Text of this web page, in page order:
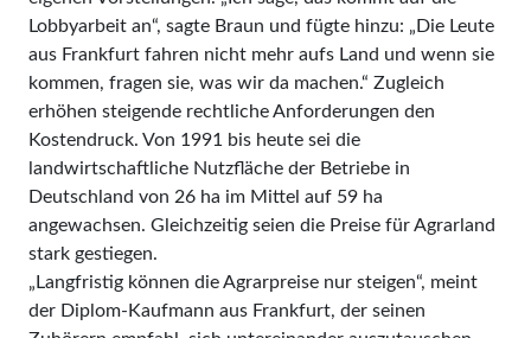
Lobbyarbeit an“, sagte Braun und fügte hinzu: „Die Leute
aus Frankfurt fahren nicht mehr aufs Land und wenn sie
kommen, fragen sie, was wir da machen.“ Zugleich
erhöhen steigende rechtliche Anforderungen den
Kostendruck. Von 1991 bis heute sei die
landwirtschaftliche Nutzfläche der Betriebe in
Deutschland von 26 ha im Mittel auf 59 ha
angewachsen. Gleichzeitig seien die Preise für Agrarland
stark gestiegen.
„Langfristig können die Agrarpreise nur steigen“, meint
der Diplom-Kaufmann aus Frankfurt, der seinen